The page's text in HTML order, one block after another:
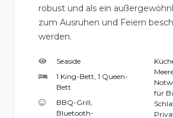
robust und als ein
zum Ausruhen und Feiern
werden.
Seaside
1 King-Bett, 1 Queen-
Bett
BBQ-Grill,
Bluetooth-
für